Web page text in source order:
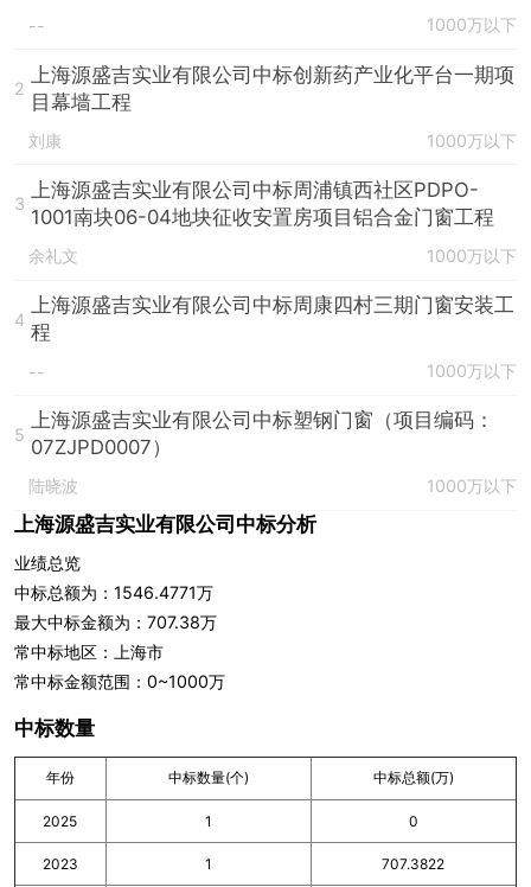
-- 1000万以下
2
上海源盛吉实业有限公司中标创新药产业化平台一期项
目幕墙工程
刘康 1000万以下
3
上海源盛吉实业有限公司中标周浦镇西社区PDPO-
1001南块06-04地块征收安置房项目铝合金门窗工程
余礼文 1000万以下
4
上海源盛吉实业有限公司中标周康四村三期门窗安装工
程
-- 1000万以下
5
上海源盛吉实业有限公司中标塑钢门窗（项目编码：
07ZJPD0007）
陆晓波 1000万以下
上海源盛吉实业有限公司中标分析
业绩总览
中标总额为：1546.4771万
最大中标金额为：707.38万
常中标地区：上海市
常中标金额范围：0~1000万
中标数量
年份 中标数量(个) 中标总额(万)
2025 1 0
2023 1 707.3822